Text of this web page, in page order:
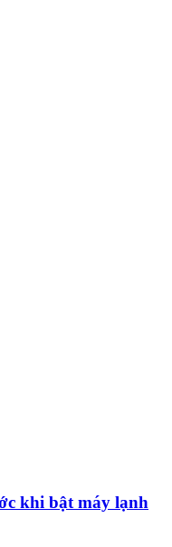
khi bật máy lạnh